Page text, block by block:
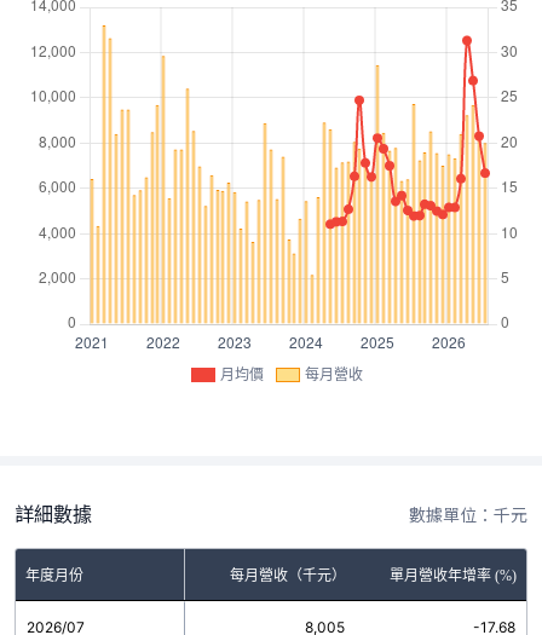
月均價 每月營收
詳細數據 數據單位：千元
年度月份 每月營收（千元） 單月營收年增率 (%)
2026/07 8,005 -17.68